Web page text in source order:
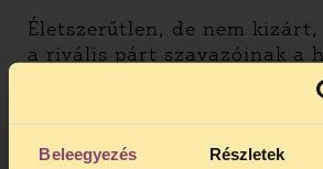
Beleegyezés Részletek
Életszerűtlen, de nem
a rivális párt szavazóinak a
megszerezve tárolja az
jogszerűséget
hozzájáruló nyilatkozatokkal
igazolni.